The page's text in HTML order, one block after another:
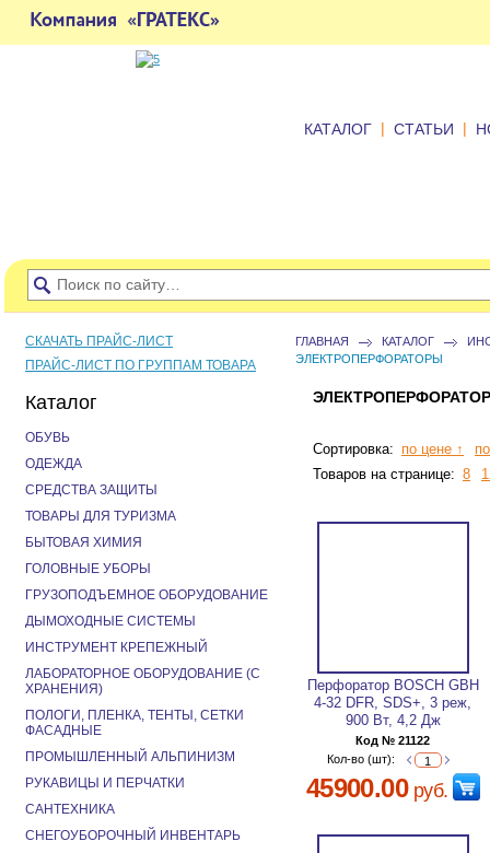
КАТАЛОГ | СТАТЬИ |
ГЛАВНАЯ КАТАЛОГ
ЭЛЕКТРОПЕРФОРАТОРЫ
Сортировка: по цене ↑
Товаров на странице: 8
Перфоратор BOSCH GBH
4-32 DFR, SDS+, 3 реж,
900 Вт, 4,2 Дж
Код № 21122
Кол-во (шт):
45900.00руб.
СКАЧАТЬ ПРАЙС-ЛИСТ
ПРАЙС-ЛИСТ ПО ГРУППАМ ТОВАРА
Каталог
ОБУВЬ
ОДЕЖДА
СРЕДСТВА ЗАЩИТЫ
ТОВАРЫ ДЛЯ ТУРИЗМА
БЫТОВАЯ ХИМИЯ
ГОЛОВНЫЕ УБОРЫ
ГРУЗОПОДЪЕМНОЕ ОБОРУДОВАНИЕ
ДЫМОХОДНЫЕ СИСТЕМЫ
ИНСТРУМЕНТ КРЕПЕЖНЫЙ
ЛАБОРАТОРНОЕ ОБОРУДОВАНИЕ (С
ХРАНЕНИЯ)
ПОЛОГИ, ПЛЕНКА, ТЕНТЫ, СЕТКИ
ФАСАДНЫЕ
ПРОМЫШЛЕННЫЙ АЛЬПИНИЗМ
РУКАВИЦЫ И ПЕРЧАТКИ
САНТЕХНИКА
СНЕГОУБОРОЧНЫЙ ИНВЕНТАРЬ